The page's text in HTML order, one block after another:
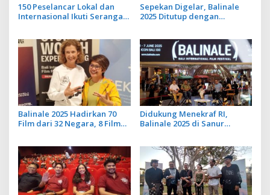
150 Peselancar Lokal dan
Internasional Ikuti Serangan
Sepekan Digelar, Balinale
2025 Ditutup dengan
Balinale 2025 Hadirkan 70
Film dari 32 Negara, 8 Film
Didukung Menekraf RI,
Balinale 2025 di Sanur
Pendidikan